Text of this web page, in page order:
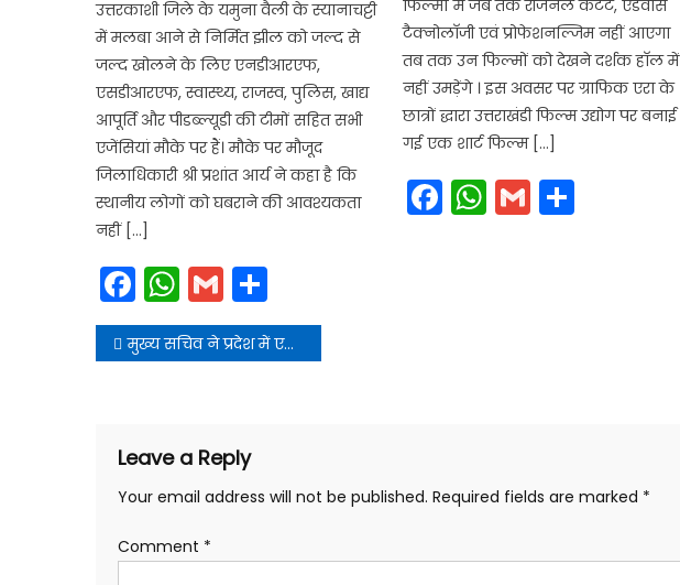
उत्तरकाशी जिले के यमुना वैली के स्यानाचट्टी
में मलबा आने से निर्मित झील को जल्द से
जल्द खोलने के लिए एनडीआरएफ,
एसडीआरएफ, स्वास्थ्य, राजस्व, पुलिस, खाद्य
आपूर्ति और पीडब्ल्यूडी की टीमों सहित सभी
एजेंसियां मौके पर हैं। मौके पर मौजूद
जिलाधिकारी श्री प्रशांत आर्य ने कहा है कि
स्थानीय लोगों को घबराने की आवश्यकता
नहीं […]
Facebook
WhatsApp
Gmail
फिल्मों में जब तक रीजनल कंटेंट, एडवांस
टैक्नोलाॅजी एवं प्रोफेशनल्जिम नहीं आएगा
तब तक उन फिल्मों को देखने दर्शक हाॅल में
नहीं उमड़ेंगे । इस अवसर पर ग्राफिक एरा के
छात्रों द्धारा उत्तराखंडी फिल्म उद्योग पर बनाई
गई एक शार्ट फिल्म […]
Facebook
WhatsApp
GmailShare
Post
navigation
मुख्य सचिव ने प्रदेश में एग्री स्टैक से संबंधित कार्यों को प्रदेश के किसानों के लिए बहुत ही महत्त्वपूर्ण बताया।
Leave a Reply
Your email address will not be published. Required fields are marked *
Comment *